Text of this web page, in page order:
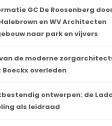
GC De Roosenberg
en WV Architecten
naar park en vijvers
de moderne
Boeckx overleden
ontwerpen: de
als leidraad